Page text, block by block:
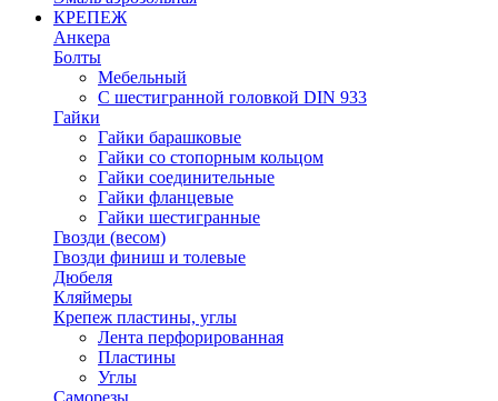
КРЕПЕЖ
Анкера
Болты
Мебельный
С шестигранной головкой DIN 933
Гайки
Гайки барашковые
Гайки со стопорным кольцом
Гайки соединительные
Гайки фланцевые
Гайки шестигранные
Гвозди (весом)
Гвозди финиш и толевые
Дюбеля
Кляймеры
Крепеж пластины, углы
Лента перфорированная
Пластины
Углы
Саморезы